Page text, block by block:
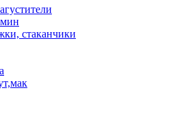
стаканчики